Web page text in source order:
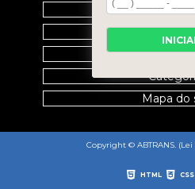
Empresa
Mapa
Copyright © ABTRANS. (Lei
HTML CSS